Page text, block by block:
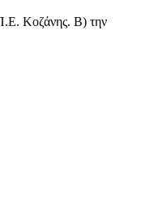
Κοζάνης. Β) την